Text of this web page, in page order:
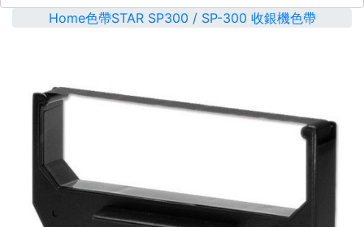
Home色帶STAR SP300 / SP-300 收銀機色帶